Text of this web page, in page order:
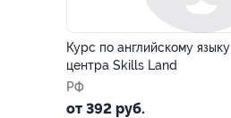
Курс по английскому
центра Skills Land
РФ
от 392 руб.